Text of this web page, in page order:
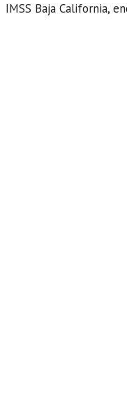
IMSS Baja California,